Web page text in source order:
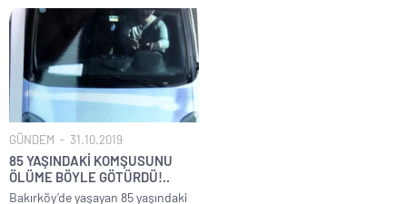
GÜNDEM 31.10.2019
85 YAŞINDAKİ KOMŞUSUNU
ÖLÜME BÖYLE GÖTÜRDÜ!..
Bakırköy’de yaşayan 85 yaşındaki